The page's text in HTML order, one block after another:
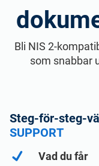
EU GDPR
ISO 9001
Critical infrastructure
Manufacturing
Bli NIS 2-
som snabbar
Steg-för-steg-
SUPPORT
Vad du får